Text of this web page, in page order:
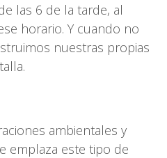
las 6 de la tarde, al
horario. Y cuando no
nuestras propias
ambientales y
emplaza este tipo de